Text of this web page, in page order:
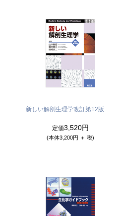
新しい解剖生理学改訂第12版
定価3,520円
(本体3,200円 ＋ 税)